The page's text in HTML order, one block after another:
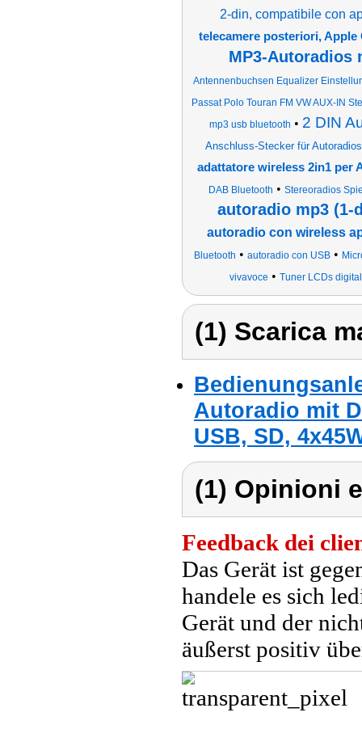
2-din, compatibile con
telecamere posteriori, Apple
MP3-Autoradios
Antennenbuchsen Equalizer
Passat Polo Touran FM VW AUX-IN
mp3 usb bluetooth • 2 DIN
Anschluss-Stecker für Autoradios
adattatore wireless 2in1 per
DAB Bluetooth • Stereoradios
autoradio mp3 (1-
autoradio con wireless
Bluetooth • autoradio con USB•
vivavoce • Tuner LCDs
(1) Scarica
Autoradio mit
USB, SD,
(1) Opinioni
Feedback dei
Das Gerät ist
handele es sich
Gerät und der
äußerst positiv